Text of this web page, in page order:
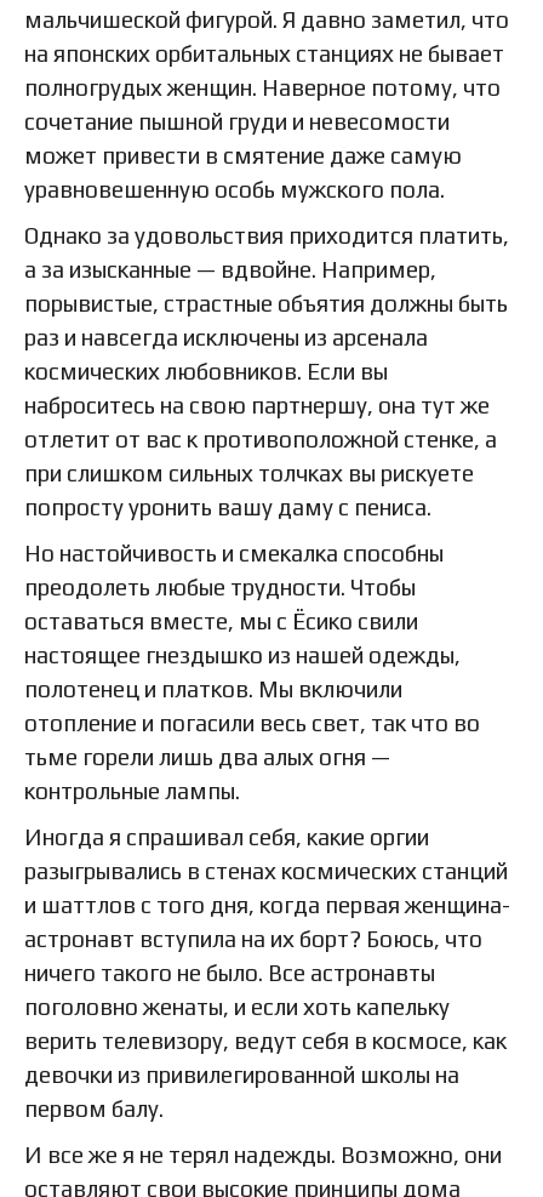
мальчишеской фигурой. Я давно заметил, что
на японских орбитальных станциях не бывает
полногрудых женщин. Наверное потому, что
сочетание пышной груди и невесомости
может привести в смятение даже самую
уравновешенную особь мужского пола.
Однако за удовольствия приходится платить,
а за изысканные — вдвойне. Например,
порывистые, страстные объятия должны быть
раз и навсегда исключены из арсенала
космических любовников. Если вы
наброситесь на свою партнершу, она тут же
отлетит от вас к противоположной стенке, а
при слишком сильных толчках вы рискуете
попросту уронить вашу даму с пениса.
Но настойчивость и смекалка способны
преодолеть любые трудности. Чтобы
оставаться вместе, мы с Ёсико свили
настоящее гнездышко из нашей одежды,
полотенец и платков. Мы включили
отопление и погасили весь свет, так что во
тьме горели лишь два алых огня —
контрольные лампы.
Иногда я спрашивал себя, какие оргии
разыгрывались в стенах космических станций
и шаттлов с того дня, когда первая женщина-
астронавт вступила на их борт? Боюсь, что
ничего такого не было. Все астронавты
поголовно женаты, и если хоть капельку
верить телевизору, ведут себя в космосе, как
девочки из привилегированной школы на
первом балу.
И все же я не терял надежды. Возможно, они
оставляют свои высокие принципы дома